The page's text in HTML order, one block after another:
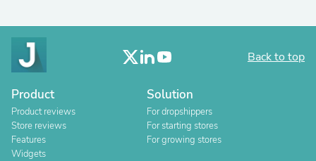
Back to top
Product
Product reviews
Store reviews
Features
Widgets
Solution
For dropshippers
For starting stores
For growing stores